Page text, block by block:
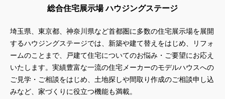
総合住宅展示場 ハウジングステージ
埼玉県、東京都、神奈川県など首都圏に多数の住宅展示場を展開
するハウジングステージでは、新築や建て替えをはじめ、リフォ
ームのことまで、戸建て住宅についてのお悩み・ご要望にお応え
いたします。実績豊富な一流の住宅メーカーのモデルハウスへの
ご見学・ご相談をはじめ、土地探しや間取り作成のご相談申し込
みなど、家づくりに役立つ機能も満載。